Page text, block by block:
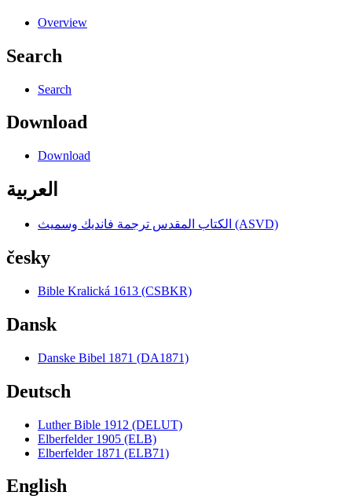
Overview
Search
Search
Download
Download
العربية
الكتاب المقدس ترجمة فانديك وسميث (ASVD)
česky
Bible Kralická 1613 (CSBKR)
Dansk
Danske Bibel 1871 (DA1871)
Deutsch
Luther Bible 1912 (DELUT)
Elberfelder 1905 (ELB)
Elberfelder 1871 (ELB71)
English